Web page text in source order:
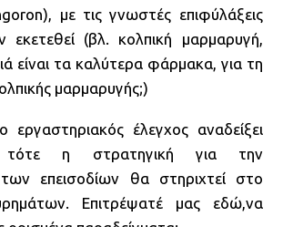
με τις γνωστές επιφύλάξεις
εκετεθεί (βλ. κολπική μαρμαρυγή,
είναι τα καλύτερα φάρμακα, για τη
μαρμαρυγής;)
εργαστηριακός έλεγχος αναδείξει
τότε η στρατηγική για την
των επεισοδίων θα στηριχτεί στο
Επιτρέψατέ μας εδώ,να